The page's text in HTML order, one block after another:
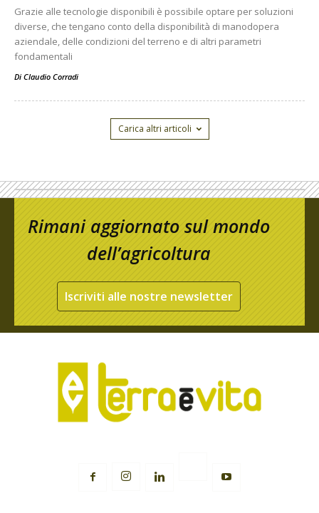
Grazie alle tecnologie disponibili è possibile optare per soluzioni
diverse, che tengano conto della disponibilità di manodopera
aziendale, delle condizioni del terreno e di altri parametri
fondamentali
Di Claudio Corradi
Carica altri articoli
Rimani aggiornato sul mondo
dell’agricoltura
Iscriviti alle nostre newsletter